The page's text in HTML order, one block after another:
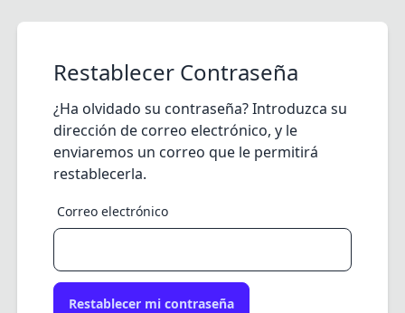
Restablecer Contraseña
¿Ha olvidado su contraseña? Introduzca su
dirección de correo electrónico, y le
enviaremos un correo que le permitirá
restablecerla.
Correo electrónico
Restablecer mi contraseña